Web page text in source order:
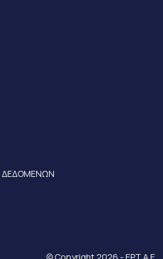
ΔΕΔΟΜΕΝΩΝ